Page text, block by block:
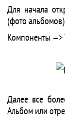
Для начала
(фото
Компоненты —>
Далее все
Альбом или